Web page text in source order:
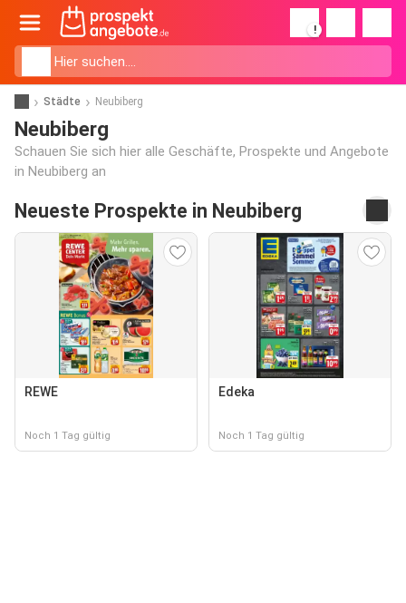
!
Städte Neubiberg
Neubiberg
Schauen Sie sich hier alle Geschäfte, Prospekte und Angebote
in Neubiberg an
Neueste Prospekte in Neubiberg
REWE
Noch 1 Tag gültig
Edeka
Noch 1 Tag gültig